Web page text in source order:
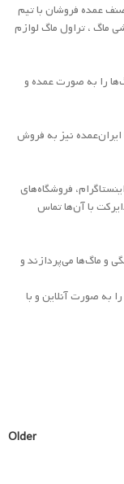
خودش رو در صنف عمده فروشان با تیم
ماگ ، تراول ماگ لوازم
را به صورت عمده و
ایران‌عمده نیز به فروش
فروشگاه‌های
با آن‌ها تماس
و ماگ‌ها می‌پردازند و
به صورت آنلاین و با
Older